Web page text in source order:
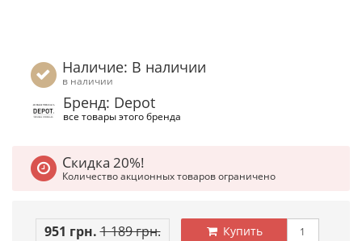
Наличие: В наличии
в наличии
Бренд: Depot
все товары этого бренда
Скидка 20%!
Количество акционных товаров ограничено
951 грн. 1 189 грн. Купить